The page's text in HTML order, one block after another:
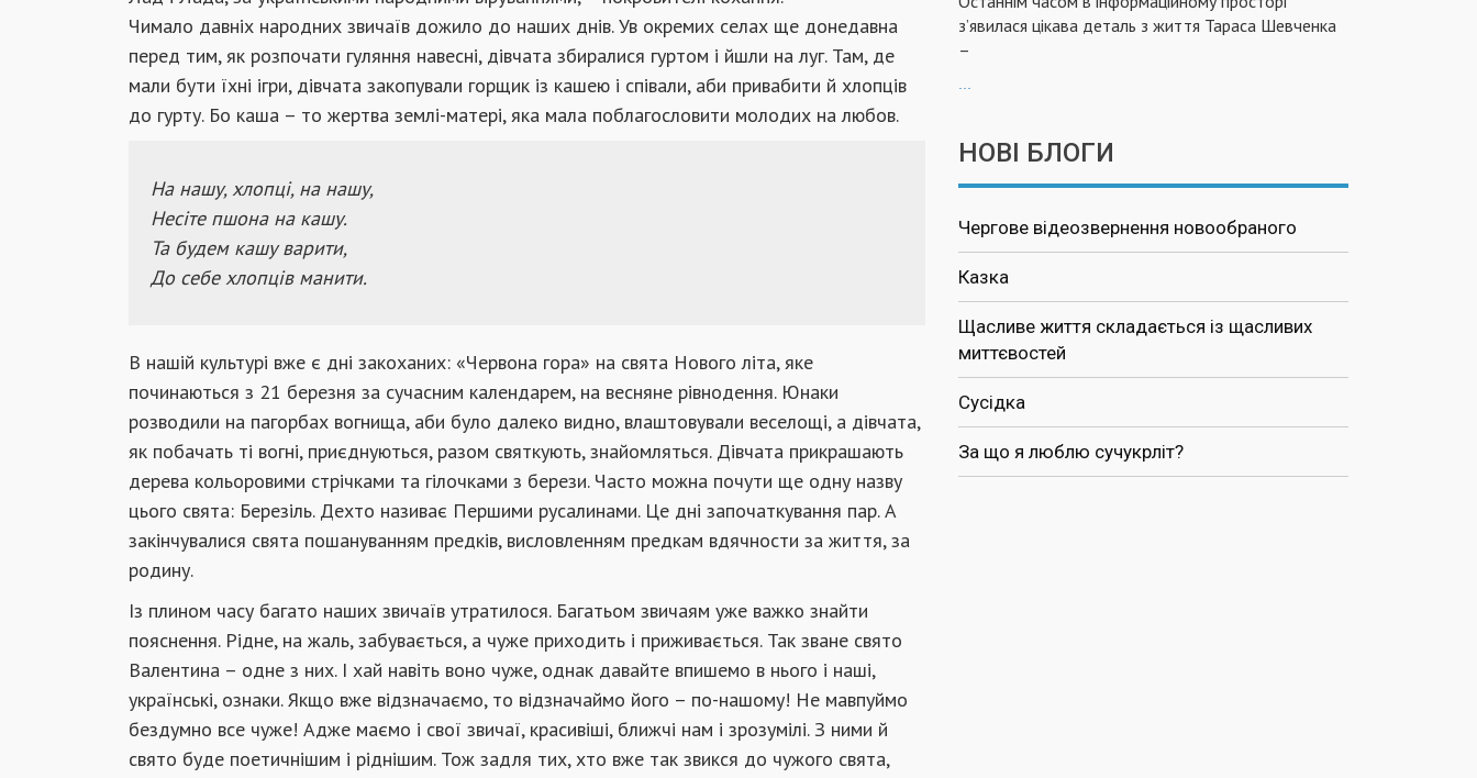
Чимало давніх народних звичаїв дожило до наших днів. Ув окремих селах ще донедавна
перед тим, як розпочати гуляння навесні, дівчата збиралися гуртом і йшли на луг. Там, де
мали бути їхні ігри, дівчата закопували горщик із кашею і співали, аби привабити й хлопців
до гурту. Бо каша – то жертва землі-матері, яка мала поблагословити молодих на любов.
На нашу, хлопці, на нашу,
Несіте пшона на кашу.
Та будем кашу варити,
До себе хлопців манити.
В нашій культурі вже є дні закоханих: «Червона гора» на свята Нового літа, яке
починаються з 21 березня за сучасним календарем, на весняне рівнодення. Юнаки
розводили на пагорбах вогнища, аби було далеко видно, влаштовували веселощі, а дівчата,
як побачать ті вогні, приєднуються, разом святкують, знайомляться. Дівчата прикрашають
дерева кольоровими стрічками та гілочками з берези. Часто можна почути ще одну назву
цього свята: Березіль. Дехто називає Першими русалинами. Це дні започаткування пар. А
закінчувалися свята пошануванням предків, висловленням предкам вдячности за життя, за
родину.
Із плином часу багато наших звичаїв утратилося. Багатьом звичаям уже важко знайти
пояснення. Рідне, на жаль, забувається, а чуже приходить і приживається. Так зване свято
Валентина – одне з них. І хай навіть воно чуже, однак давайте впишемо в нього і наші,
українські, ознаки. Якщо вже відзначаємо, то відзначаймо його – по-нашому! Не мавпуймо
бездумно все чуже! Адже маємо і свої звичаї, красивіші, ближчі нам і зрозумілі. З ними й
свято буде поетичнішим і ріднішим. Тож задля тих, хто вже так звикся до чужого свята,
з’явилася цікава деталь з життя Тараса Шевченка
–
...
НОВІ БЛОГИ
Чергове відеозвернення новообраного
Казка
Щасливе життя складається із щасливих
миттєвостей
Сусідка
За що я люблю сучукрліт?